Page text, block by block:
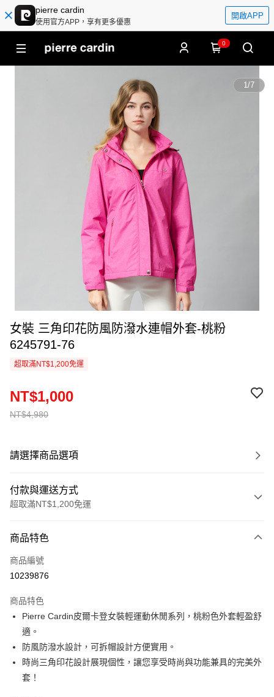
pierre cardin
使用官方APP，享有更多優惠
開啟APP
0
1/7
女裝 三角印花防風防潑水連帽外套-桃粉
6245791-76
超取滿NT$1,200免運
NT$4,980
NT$1,000
請選擇商品選項
付款與運送方式
超取滿NT$1,200免運
信用卡一次付款
超商取貨付款
Apple Pay
悠遊付
Google Pay
ATM付款
商品特色
商品編號
10239876
商品特色
Pierre Cardin皮爾卡登女裝輕運動休閒系列，桃粉色外套輕盈舒
適。
防風防潑水設計，可拆帽設計方便實用。
時尚三角印花設計展現個性，讓您享受時尚與功能兼具的完美外
套！